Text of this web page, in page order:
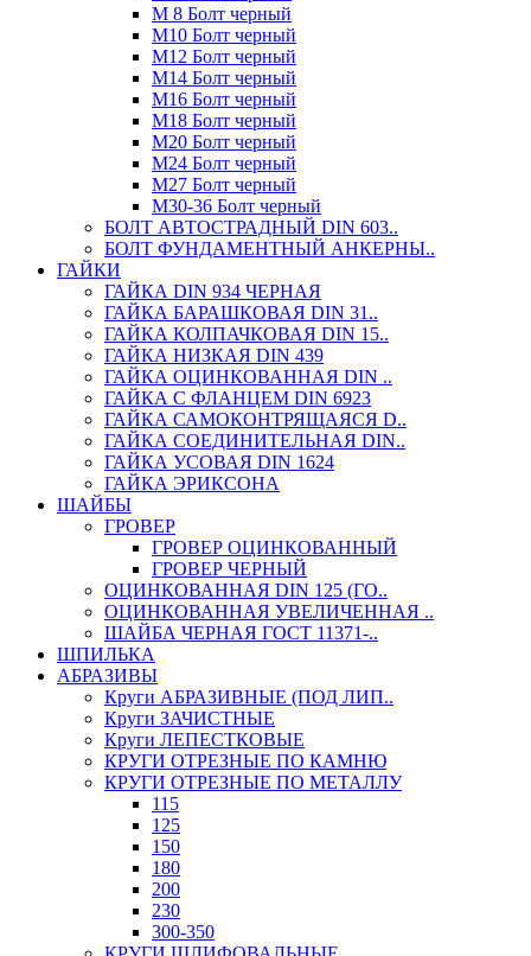
М 8 Болт черный
М10 Болт черный
М12 Болт черный
М14 Болт черный
М16 Болт черный
М18 Болт черный
М20 Болт черный
М24 Болт черный
М27 Болт черный
М30-36 Болт черный
БОЛТ АВТОСТРАДНЫЙ DIN 603..
БОЛТ ФУНДАМЕНТНЫЙ АНКЕРНЫ..
ГАЙКИ
ГАЙКА DIN 934 ЧЕРНАЯ
ГАЙКА БАРАШКОВАЯ DIN 31..
ГАЙКА КОЛПАЧКОВАЯ DIN 15..
ГАЙКА НИЗКАЯ DIN 439
ГАЙКА ОЦИНКОВАННАЯ DIN ..
ГАЙКА С ФЛАНЦЕМ DIN 6923
ГАЙКА САМОКОНТРЯЩАЯСЯ D..
ГАЙКА СОЕДИНИТЕЛЬНАЯ DIN..
ГАЙКА УСОВАЯ DIN 1624
ГАЙКА ЭРИКСОНА
ШАЙБЫ
ГРОВЕР
ГРОВЕР ОЦИНКОВАННЫЙ
ГРОВЕР ЧЕРНЫЙ
ОЦИНКОВАННАЯ DIN 125 (ГО..
ОЦИНКОВАННАЯ УВЕЛИЧЕННАЯ ..
ШАЙБА ЧЕРНАЯ ГОСТ 11371-..
ШПИЛЬКА
АБРАЗИВЫ
Круги АБРАЗИВНЫЕ (ПОД ЛИП..
Круги ЗАЧИСТНЫЕ
Круги ЛЕПЕСТКОВЫЕ
КРУГИ ОТРЕЗНЫЕ ПО КАМНЮ
КРУГИ ОТРЕЗНЫЕ ПО МЕТАЛЛУ
115
125
150
180
200
230
300-350